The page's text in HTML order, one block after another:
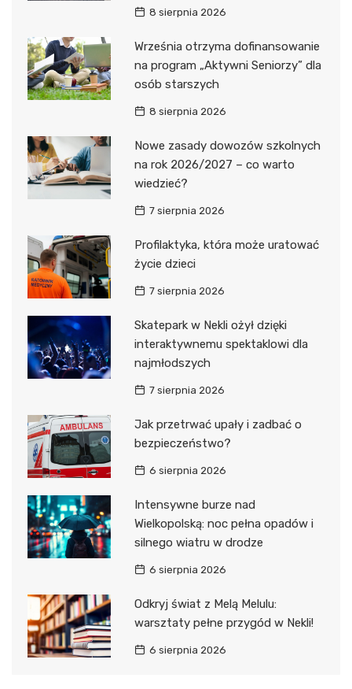
8 sierpnia 2026
Września otrzyma dofinansowanie
na program „Aktywni Seniorzy” dla
osób starszych
8 sierpnia 2026
Nowe zasady dowozów szkolnych
na rok 2026/2027 – co warto
wiedzieć?
7 sierpnia 2026
Profilaktyka, która może uratować
życie dzieci
7 sierpnia 2026
Skatepark w Nekli ożył dzięki
interaktywnemu spektaklowi dla
najmłodszych
7 sierpnia 2026
Jak przetrwać upały i zadbać o
bezpieczeństwo?
6 sierpnia 2026
Intensywne burze nad
Wielkopolską: noc pełna opadów i
silnego wiatru w drodze
6 sierpnia 2026
Odkryj świat z Melą Melulu:
warsztaty pełne przygód w Nekli!
6 sierpnia 2026